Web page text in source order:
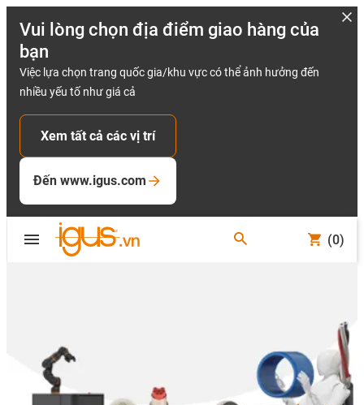
Vui lòng chọn địa điểm giao hàng của
bạn
Việc lựa chọn trang quốc gia/khu vực có thể ảnh hưởng đến
nhiều yếu tố như giá cả
Xem tất cả các vị trí
Đến www.igus.com
(0)